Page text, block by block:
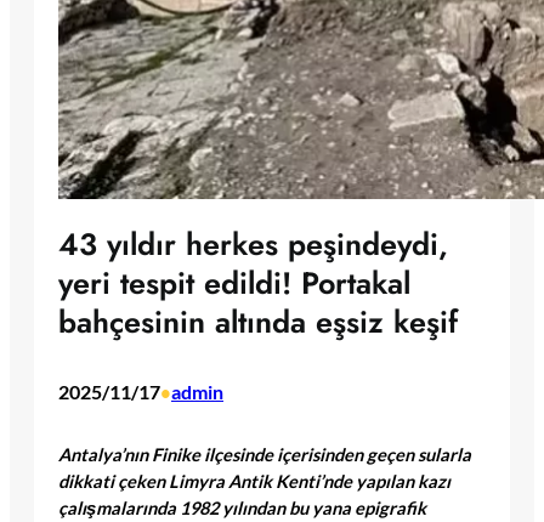
43 yıldır herkes peşindeydi,
yeri tespit edildi! Portakal
bahçesinin altında eşsiz keşif
2025/11/17•admin
Antalya’nın Finike ilçesinde içerisinden geçen sularla
dikkati çeken Limyra Antik Kenti’nde yapılan kazı
çalışmalarında 1982 yılından bu yana epigrafik